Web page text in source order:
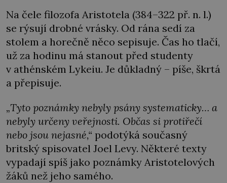
Na čele filozofa Aristotela (384–322 př. n. l.)
se rýsují drobné vrásky. Od rána sedí za
stolem a horečně něco sepisuje. Čas ho tlačí,
už za hodinu má stanout před studenty
v athénském Lykeiu. Je důkladný – píše, škrtá
a přepisuje.
„Tyto poznámky nebyly psány systematicky… a
nebyly určeny veřejnosti. Občas si protiřečí
nebo jsou nejasné,“ podotýká současný
britský spisovatel Joel Levy. Některé texty
vypadají spíš jako poznámky Aristotelových
žáků než jeho samého.